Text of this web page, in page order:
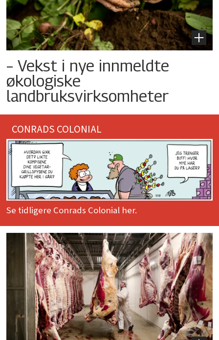
– Vekst i nye innmeldte
økologiske
landbruksvirksomheter
CONRADS COLONIAL
Se tidligere Conrads Colonial her.